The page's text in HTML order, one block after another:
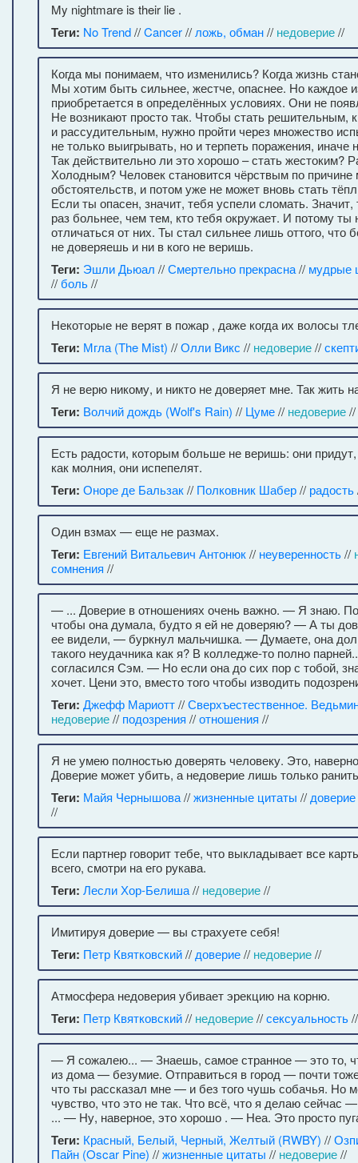
My nightmare is their lie .
Теги: No Trend//Cancer// ложь, обман// недоверие//
Когда мы понимаем, что изменились? Когда жизнь
Мы хотим быть сильнее, жестче, опаснее. Но каждое
приобретается в определённых условиях. Они не
Не возникают просто так. Чтобы стать решительным,
и рассудительным, нужно пройти через множество
не только выигрывать, но и терпеть поражения,
Так действительно ли это хорошо – стать жестоким?
Холодным? Человек становится чёрствым по причине
обстоятельств, и потом уже не может вновь стать
Если ты опасен, значит, тебя успели сломать.
раз больнее, чем тем, кто тебя окружает. И потому ты
отличаться от них. Ты стал сильнее лишь оттого, что
не доверяешь и ни в кого не веришь.
Теги: Эшли Дьюал //Смертельно прекрасна// мудрые
//боль//
Некоторые не верят в пожар , даже когда их волосы
Теги: Мгла (The Mist) //Олли Викс // недоверие//
Я не верю никому, и никто не доверяет мне. Так жить
Теги: Волчий дождь (Wolf's Rain) // Цуме// недоверие//
Есть радости, которым больше не веришь: они придут,
как молния, они испепелят.
Теги: Оноре де Бальзак// Полковник Шабер// радость
Один взмах — еще не размах.
Теги: Евгений Витальевич Антонюк// неуверенность//
сомнения //
— ... Доверие в отношениях очень важно. — Я знаю.
чтобы она думала, будто я ей не доверяю? — А ты
ее видели, — буркнул мальчишка. — Думаете, она
такого неудачника как я? В колледже-то полно
согласился Сэм. — Но если она до сих пор с тобой,
хочет. Цени это, вместо того чтобы изводить
Теги: Джефф Мариотт//Сверхъестественное.
недоверие// подозрения //отношения //
Я не умею полностью доверять человеку. Это,
Доверие может убить, а недоверие лишь только
Теги: Майя Чернышова//жизненные цитаты // доверие
//
Если партнер говорит тебе, что выкладывает все
всего, смотри на его рукава.
Теги: Лесли Хор-Белиша// недоверие//
Имитируя доверие — вы страхуете себя!
Теги: Петр Квятковский// доверие// недоверие//
Атмосфера недоверия убивает эрекцию на корню.
Теги: Петр Квятковский// недоверие//сексуальность
— Я сожалею... — Знаешь, самое странное — это то,
из дома — безумие. Отправиться в город — почти
что ты рассказал мне — и без того чушь собачья. Но
чувство, что это не так. Что всё, что я делаю сейчас
... — Ну, наверное, это хорошо . — Неа. Это просто
Теги: Красный, Белый, Черный, Желтый (RWBY) //
Пайн (Oscar Pine) //жизненные цитаты // недоверие//